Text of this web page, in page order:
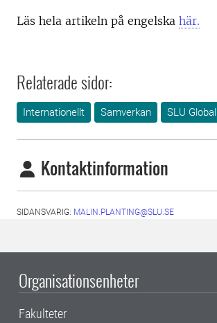
Läs hela artikeln på engelska här.
Relaterade sidor:
Internationellt Samverkan SLU Global
Kontaktinformation
SIDANSVARIG: MALIN.PLANTING@SLU.SE
Organisationsenheter
Fakulteter